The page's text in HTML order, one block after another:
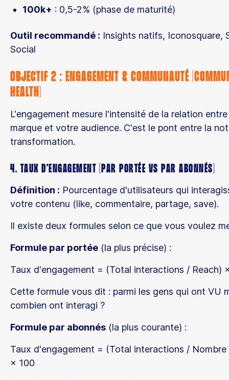
100k+ : 0,5-2% (phase de maturité)
Outil recommandé : Insights natifs, Iconosquare,
Social
Objectif 2 : Engagement & Communauté
Health)
L'engagement mesure l'intensité de la relation
marque et votre audience. C'est le pont entre la
transformation.
4. Taux d'Engagement (par portée vs par abonnés)
Définition : Pourcentage d'utilisateurs qui
votre contenu (like, commentaire, partage, save).
Il existe deux formules selon ce que vous voulez
Formule par portée (la plus précise) :
Taux d'engagement = (Total interactions / Reach)
Cette formule vous dit : parmi les gens qui ont VU
combien ont interagi ?
Formule par abonnés (la plus courante) :
Taux d'engagement = (Total interactions / Nombre
× 100